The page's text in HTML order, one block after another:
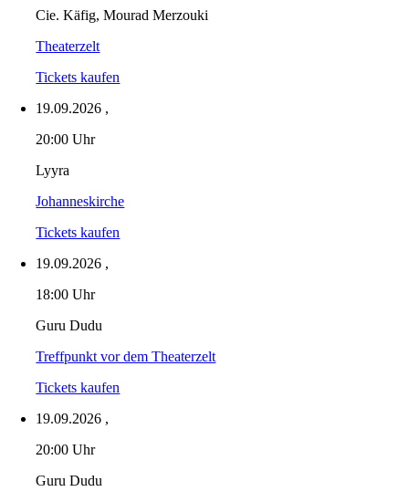
Cie. Käfig, Mourad Merzouki
Theaterzelt
Tickets kaufen
19.09.2026 ,
20:00 Uhr
Lyyra
Johanneskirche
Tickets kaufen
19.09.2026 ,
18:00 Uhr
Guru Dudu
Treffpunkt vor dem Theaterzelt
Tickets kaufen
19.09.2026 ,
20:00 Uhr
Guru Dudu